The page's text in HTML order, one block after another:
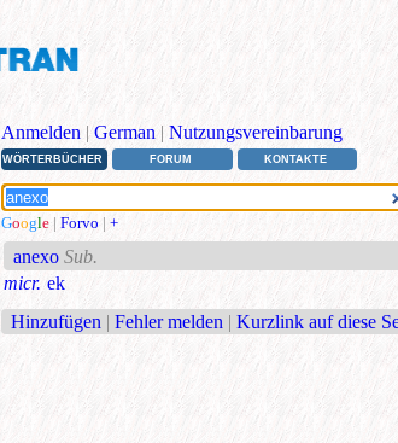
Anmelden | German | Nutzungsvereinbarung
WÖRTERBÜCHER FORUM KONTAKTE
Google | Forvo | +
anexo Sub.
micr. ek
Hinzufügen | Fehler melden | Kurzlink auf diese